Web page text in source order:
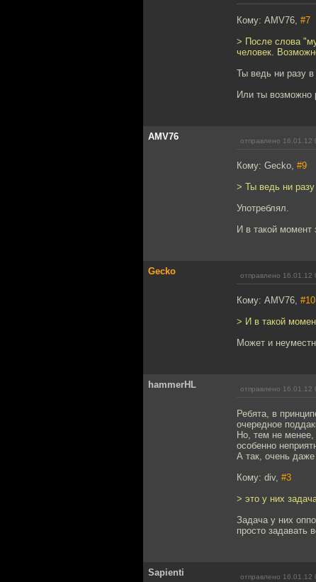
Кому: AMV76, #7
> После слова
человек.
Ты ведь ни разу
Или ты возможно
AMV76 отправлено 16.01.12
Кому: Gecko, #9
> Ты ведь ни
Употреблял.
И в такой момент
Gecko отправлено 16.01.12
Кому: AMV76, #10
> И в такой
Может и
hammerHL отправлено 16.01.12
Ребята, в
очередное
Но, тем не менее,
особенно
А так, очень
Кому: div, #3
> это у них
Задача у них
просто задавать
Sapienti отправлено 16.01.12